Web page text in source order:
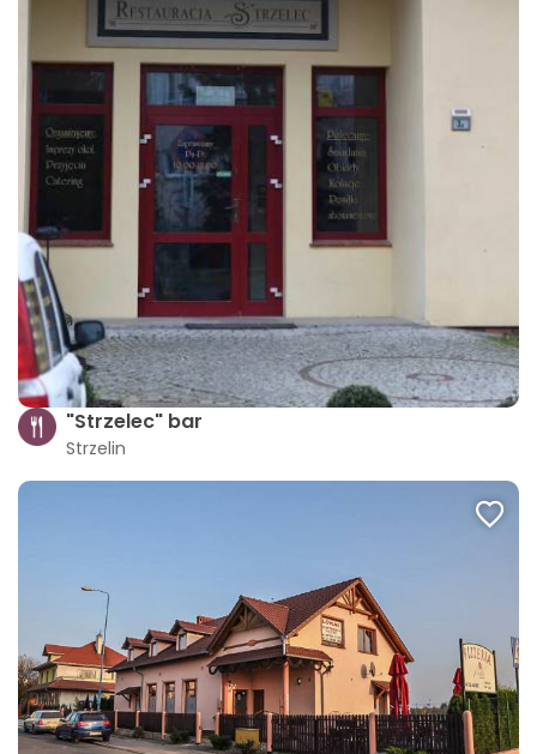
"Strzelec" bar
Strzelin